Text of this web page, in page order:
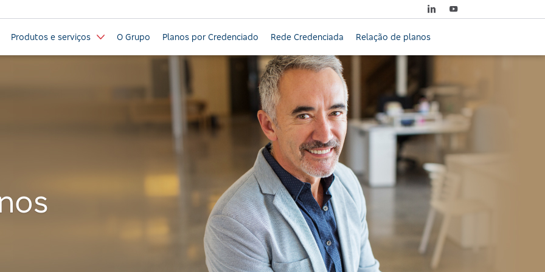
Produtos e serviços O Grupo Planos por Credenciado Rede Credenciada Relação de planos